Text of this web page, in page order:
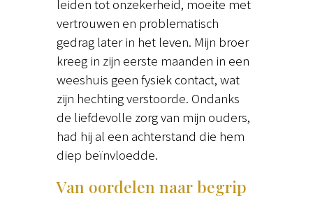
leiden tot onzekerheid, moeite met
vertrouwen en problematisch
gedrag later in het leven. Mijn broer
kreeg in zijn eerste maanden in een
weeshuis geen fysiek contact, wat
zijn hechting verstoorde. Ondanks
de liefdevolle zorg van mijn ouders,
had hij al een achterstand die hem
diep beïnvloedde.
Van oordelen naar begrip